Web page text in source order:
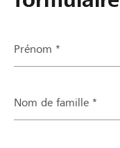
Prénom *
Nom de famille *